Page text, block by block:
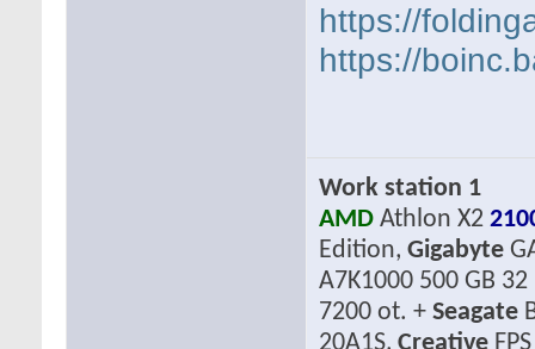
https://
https://
Work station 1
AMD Athlon X2
Edition, Gigabyte
A7K1000 500 GB
7200 ot. + Seagate